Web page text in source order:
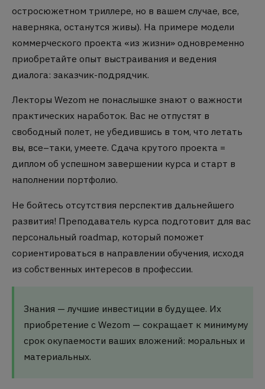
остросюжетном триллере, но в вашем случае, все,
наверняка, останутся живы). На примере модели
коммерческого проекта «из жизни» одновременно
приобретайте опыт выстраивания и ведения
диалога: заказчик-подрядчик.
Лекторы Wezom не понаслышке знают о важности
практических наработок. Вас не отпустят в
свободный полет, не убедившись в том, что летать
вы, все–таки, умеете. Сдача крутого проекта =
диплом об успешном завершении курса и старт в
наполнении портфолио.
Не бойтесь отсутствия перспектив дальнейшего
развития! Преподаватель курса подготовит для вас
персональный roadmap, который поможет
сориентироваться в направлении обучения, исходя
из собственных интересов в профессии.
Знания — лучшие инвестиции в будущее. Их
приобретение с Wezom — сокращает к минимуму
срок окупаемости ваших вложений: моральных и
материальных.